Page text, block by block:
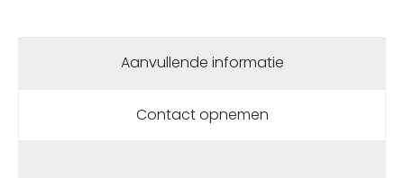
Aanvullende informatie
Contact opnemen